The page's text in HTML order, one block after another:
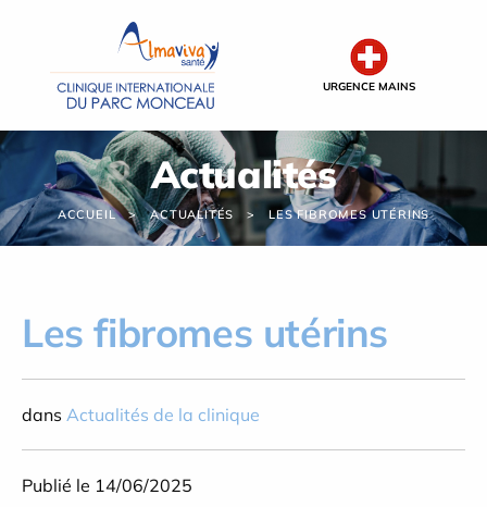
URGENCE MAINS
Actualités
ACCUEIL ACTUALITÉS LES FIBROMES UTÉRINS
Les fibromes utérins
dans Actualités de la clinique
Publié le 14/06/2025